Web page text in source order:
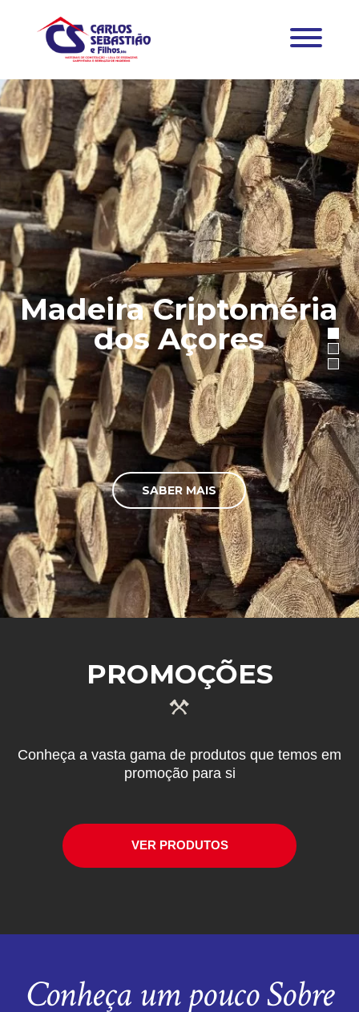
Madeira Criptoméria
dos Açores
SABER MAIS
PROMOÇÕES
Conheça a vasta gama de produtos que temos em
promoção para si
VER PRODUTOS
Conheça um pouco Sobre